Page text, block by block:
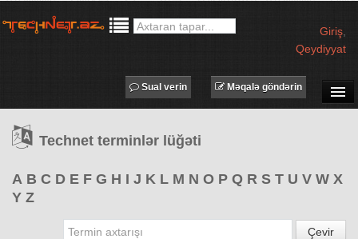
Giriş
Qeydiyyat
TƏDBİRLƏR
Məqalə göndərin
Sual verin
Technet terminlər lüğəti
A B C D E F G H I J K L M N O P Q R S T U V W X
Y Z
Çevir